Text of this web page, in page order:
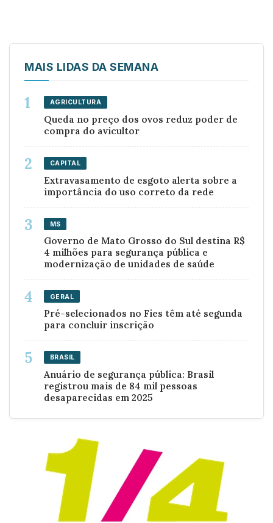
MAIS LIDAS DA SEMANA
AGRICULTURA
Queda no preço dos ovos reduz poder de
compra do avicultor
CAPITAL
Extravasamento de esgoto alerta sobre a
importância do uso correto da rede
MS
Governo de Mato Grosso do Sul destina R$
4 milhões para segurança pública e
modernização de unidades de saúde
GERAL
Pré-selecionados no Fies têm até segunda
para concluir inscrição
BRASIL
Anuário de segurança pública: Brasil
registrou mais de 84 mil pessoas
desaparecidas em 2025